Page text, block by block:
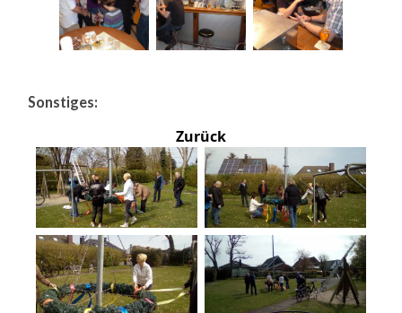
Sonstiges:
Zurück